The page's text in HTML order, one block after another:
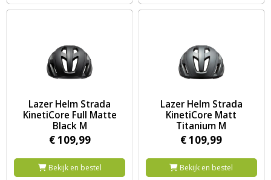
Lazer Helm Strada
KinetiCore Full Matte
Black M
€109,99
Bekijk en bestel
Lazer Helm Strada
KinetiCore Matt
Titanium M
€109,99
Bekijk en bestel